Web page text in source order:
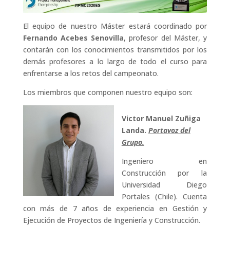
El equipo de nuestro Máster estará coordinado por
Fernando Acebes Senovilla, profesor del Máster, y
contarán con los conocimientos transmitidos por los
demás profesores a lo largo de todo el curso para
enfrentarse a los retos del campeonato.
Los miembros que componen nuestro equipo son:
Victor Manuel Zuñiga
Landa. Portavoz del
Grupo.
Ingeniero en
Construcción por la
Universidad Diego
Portales (Chile). Cuenta
con más de 7 años de experiencia en Gestión y
Ejecución de Proyectos de Ingeniería y Construcción.